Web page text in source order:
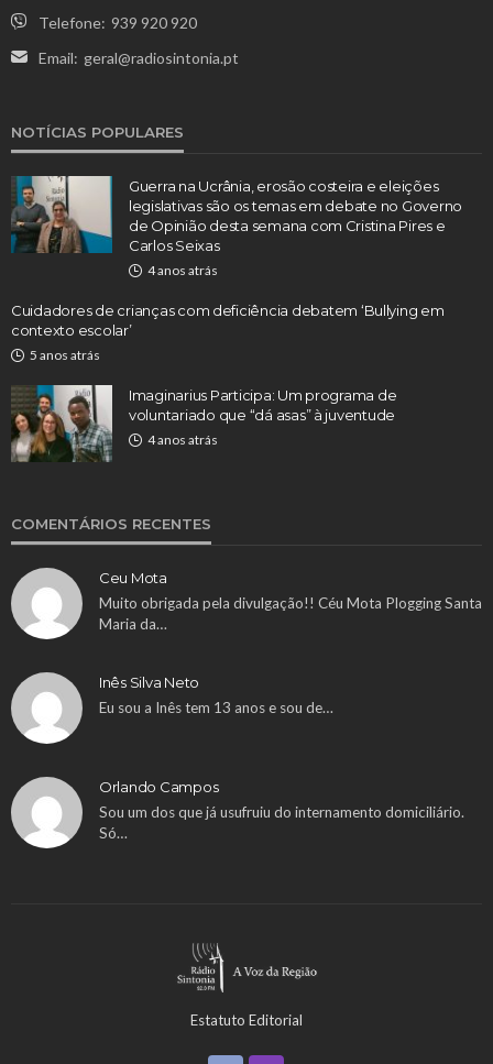
Telefone: 939 920 920
Email: geral@radiosintonia.pt
NOTÍCIAS POPULARES
Guerra na Ucrânia, erosão costeira e eleições
legislativas são os temas em debate no Governo
de Opinião desta semana com Cristina Pires e
Carlos Seixas
4 anos atrás
Cuidadores de crianças com deficiência debatem ‘Bullying em
contexto escolar’
5 anos atrás
Imaginarius Participa: Um programa de
voluntariado que “dá asas” à juventude
4 anos atrás
COMENTÁRIOS RECENTES
Ceu Mota
Muito obrigada pela divulgação!! Céu Mota Plogging Santa
Maria da…
Inês Silva Neto
Eu sou a Inês tem 13 anos e sou de…
Orlando Campos
Sou um dos que já usufruiu do internamento domiciliário.
Só…
Estatuto Editorial